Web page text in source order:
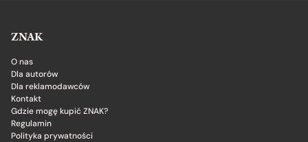
ZNAK
O nas
Dla autorów
Dla reklamodawców
Kontakt
Gdzie mogę kupić ZNAK?
Regulamin
Polityka prywatności